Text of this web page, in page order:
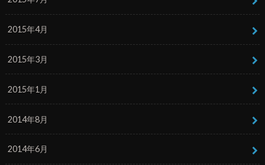
2015年4月
2015年3月
2015年1月
2014年8月
2014年6月